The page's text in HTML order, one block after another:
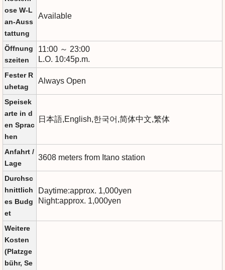
ose W-L
an-Auss
tattung
Available
Öffnung
szeiten
11:00 ～ 23:00
L.O. 10:45p.m.
Fester R
uhetag
Always Open
Speisek
arte in d
en Sprac
hen
日本語,English,한국어,简体中文,繁体
Anfahrt /
Lage
3608 meters from Itano station
Durchsc
hnittlich
es Budg
et
Daytime:approx. 1,000yen
Night:approx. 1,000yen
Weitere
Kosten
(Platzge
bühr, Se